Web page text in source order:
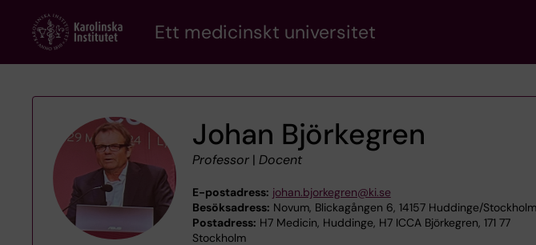
content
Ett medicinskt universitet
Johan Björkegren
Professor| Docent
E-postadress: johan.bjorkegren@ki.se
Besöksadress: Novum, Blickagången 6, 14157 Huddinge/Stockholm
Postadress: H7 Medicin, Huddinge, H7 ICCA Björkegren, 171 77
Stockholm